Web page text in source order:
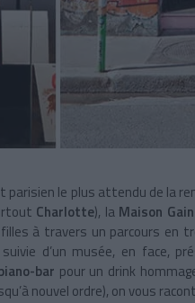
le plus attendu de la
Charlotte), la Maison
à travers un parcours en
d’un musée, en face,
bar pour un drink
nouvel ordre), on vous